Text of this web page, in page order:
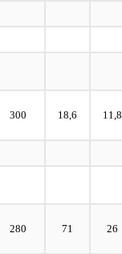
300 18,6 11,8
280 71 26